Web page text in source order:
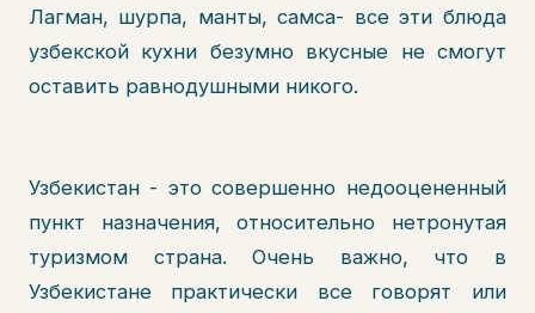
Лагман, шурпа, манты, самса- все эти блюда
узбекской кухни безумно вкусные не смогут
оставить равнодушными никого.
Узбекистан - это совершенно недооцененный
пункт назначения, относительно нетронутая
туризмом страна. Очень важно, что в
Узбекистане практически все говорят или